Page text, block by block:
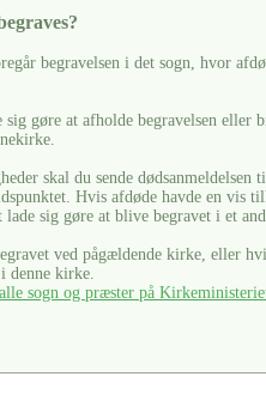
begravelsen i det sogn, hvor
gøre at afholde begravelsen eller
skal du sende dødsanmeldelsen
Hvis afdøde havde en vis
sig gøre at blive begravet i et
ved pågældende kirke, eller
denne kirke.
sogn og præster på